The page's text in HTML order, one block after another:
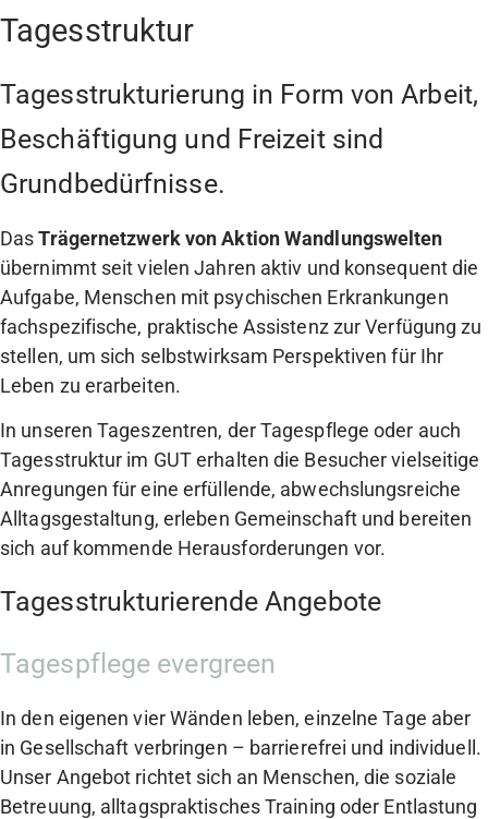
Tagesstruktur
Tagesstrukturierung in Form von Arbeit,
Beschäftigung und Freizeit sind
Grundbedürfnisse.
DasTrägernetzwerk von Aktion Wandlungswelten
übernimmt seit vielen Jahren aktiv und konsequent die
Aufgabe, Menschen mit psychischen Erkrankungen
fachspezifische, praktische Assistenz zur Verfügung zu
stellen, um sich selbstwirksam Perspektiven für Ihr
Leben zu erarbeiten.
In unseren Tageszentren, der Tagespflege oder auch
Tagesstruktur im GUT erhalten die Besucher vielseitige
Anregungen für eine erfüllende, abwechslungsreiche
Alltagsgestaltung, erleben Gemeinschaft und bereiten
sich auf kommende Herausforderungen vor.
Tagesstrukturierende Angebote
Tagespflege evergreen
In den eigenen vier Wänden leben, einzelne Tage aber
in Gesellschaft verbringen – barrierefrei und individuell.
Unser Angebot richtet sich an Menschen, die soziale
Betreuung, alltagspraktisches Training oder Entlastung